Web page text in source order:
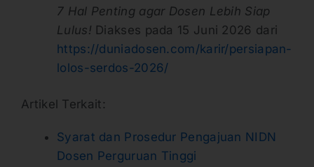
7 Hal Penting agar Dosen Lebih Siap
Lulus! Diakses pada 15 Juni 2026 dari
https://duniadosen.com/karir/persiapan-
lolos-serdos-2026/
Artikel Terkait:
Syarat dan Prosedur Pengajuan NIDN
Dosen Perguruan Tinggi